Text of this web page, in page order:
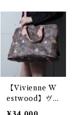
ゴアコードレザ
ーショルダーバ
ッグ beige
【Vivienne W
estwood】ヴ
ィヴィアンウエ